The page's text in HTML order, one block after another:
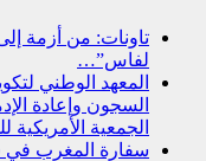
تاونات: من أزمة
لفاس”…
المعهد الوطني
السجون وإعادة
الجمعية
سفارة المغرب في